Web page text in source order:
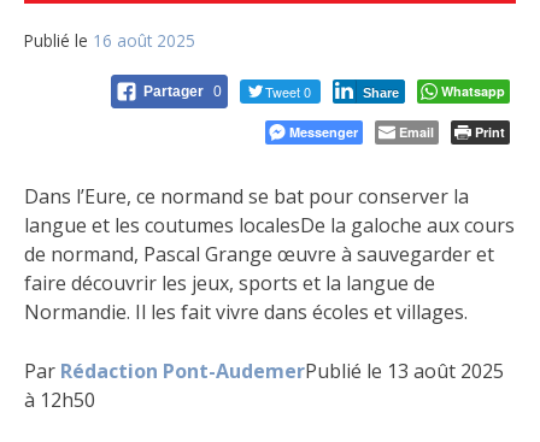
Publié le 16 août 2025
Partager 0 Tweet 0 Share Whatsapp
Messenger Email Print
Dans l’Eure, ce normand se bat pour conserver la
langue et les coutumes localesDe la galoche aux cours
de normand, Pascal Grange œuvre à sauvegarder et
faire découvrir les jeux, sports et la langue de
Normandie. Il les fait vivre dans écoles et villages.
Par Rédaction Pont-AudemerPublié le 13 août 2025
à 12h50